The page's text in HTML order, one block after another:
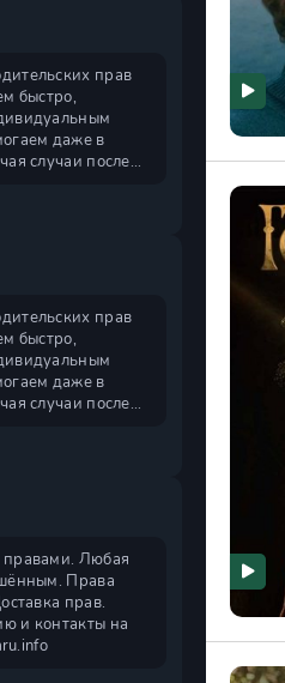
прав
быстро,
даже в
случаи после
прав
быстро,
даже в
случаи после
Любая
Права
прав.
и контакты на